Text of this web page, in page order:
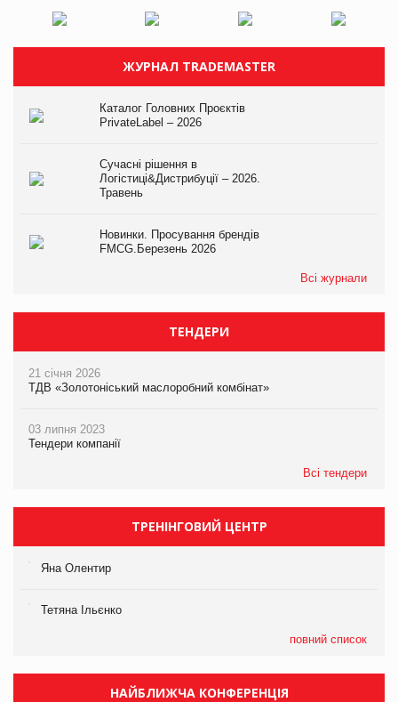
ЖУРНАЛ TRADEMASTER
Каталог Головних Проєктів
PrivateLabel – 2026
Сучасні рішення в
Логістиці&Дистрибуції – 2026.
Травень
Новинки. Просування брендів
FMCG.Березень 2026
Всі журнали
ТЕНДЕРИ
21 січня 2026
ТДВ «Золотоніський маслоробний комбінат»
03 липня 2023
Тендери компанії
Всі тендери
ТРЕНІНГОВИЙ ЦЕНТР
Яна Олентир
Тетяна Ільєнко
повний список
НАЙБЛИЖЧА КОНФЕРЕНЦІЯ